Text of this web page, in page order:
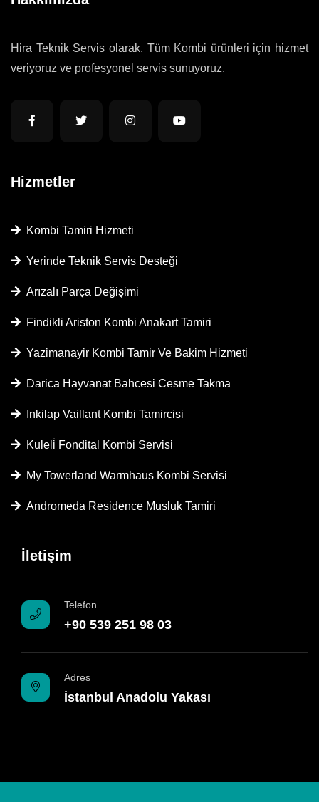
Hira Teknik Servis olarak, Tüm Kombi ürünleri için hizmet
veriyoruz ve profesyonel servis sunuyoruz.
Hizmetler
Kombi Tamiri Hizmeti
Yerinde Teknik Servis Desteği
Arızalı Parça Değişimi
Findikli Ariston Kombi Anakart Tamiri
Yazimanayir Kombi Tamir Ve Bakim Hizmeti
Darica Hayvanat Bahcesi Cesme Takma
Inkilap Vaillant Kombi Tamircisi
Kuleli̇ Fondital Kombi Servisi
My Towerland Warmhaus Kombi Servisi
Andromeda Residence Musluk Tamiri
İletişim
Telefon
+90 539 251 98 03
Adres
İstanbul Anadolu Yakası